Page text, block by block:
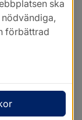
ska
förbättrad